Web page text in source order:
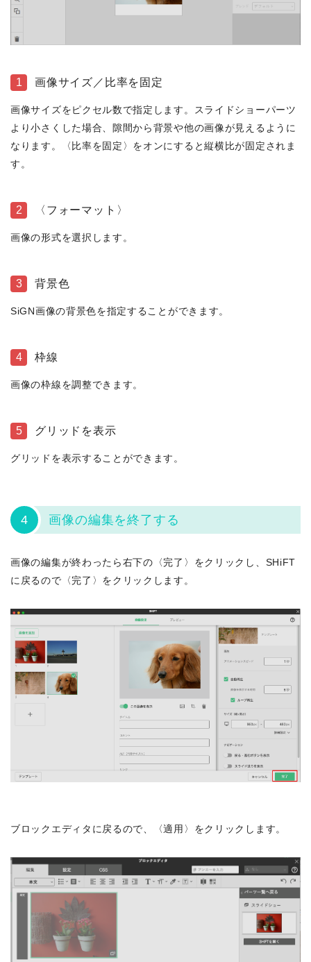
1 画像サイズ／比率を固定
画像サイズをピクセル数で指定します。スライドショーパーツ
より小さくした場合、隙間から背景や他の画像が見えるように
なります。〈比率を固定〉をオンにすると縦横比が固定されま
す。
2 〈フォーマット〉
画像の形式を選択します。
3 背景色
SiGN画像の背景色を指定することができます。
4 枠線
画像の枠線を調整できます。
5 グリッドを表示
グリッドを表示することができます。
4 画像の編集を終了する
画像の編集が終わったら右下の〈完了〉をクリックし、SHiFT
に戻るので〈完了〉をクリックします。
ブロックエディタに戻るので、〈適用〉をクリックします。